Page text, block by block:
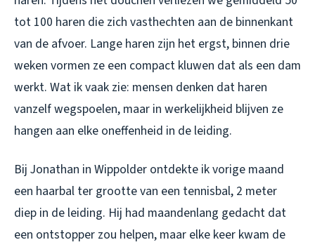
tot 100 haren die zich vasthechten aan de binnenkant
van de afvoer. Lange haren zijn het ergst, binnen drie
weken vormen ze een compact kluwen dat als een dam
werkt. Wat ik vaak zie: mensen denken dat haren
vanzelf wegspoelen, maar in werkelijkheid blijven ze
hangen aan elke oneffenheid in de leiding.
Bij Jonathan in Wippolder ontdekte ik vorige maand
een haarbal ter grootte van een tennisbal, 2 meter
diep in de leiding. Hij had maandenlang gedacht dat
een ontstopper zou helpen, maar elke keer kwam de